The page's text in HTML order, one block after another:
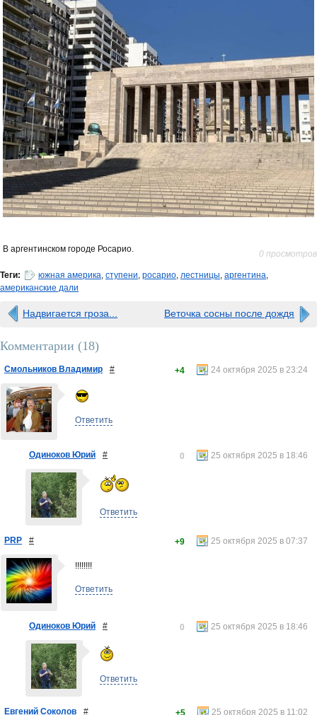
В аргентинском городе Росарио. 0 просмотров
Теги: южная америка, ступени, росарио, лестницы, аргентина,
американские дали
Надвигается гроза... Веточка сосны после дождя
Комментарии (18)
Смольников Владимир # 24 октября 2025 в 23:24
+4
Ответить
Одиноков Юрий # 25 октября 2025 в 18:46
0
Ответить
PRP # 25 октября 2025 в 07:37
+9
!!!!!!!!
Ответить
Одиноков Юрий # 25 октября 2025 в 18:46
0
Ответить
Евгений Соколов # 25 октября 2025 в 11:02
+5